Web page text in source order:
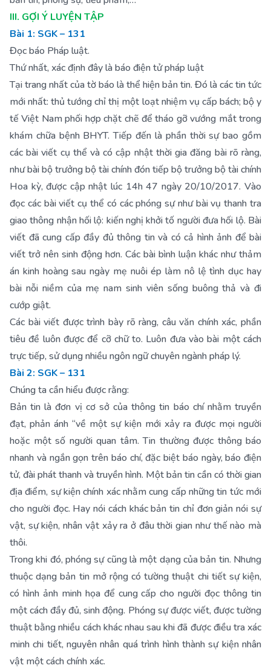
III. GỢI Ý LUYỆN TẬP
Bài 1: SGK – 131
Đọc báo Pháp luật.
Thứ nhất, xác định đây là báo điện tử pháp luật
Tại trang nhất của tờ báo là thể hiện bản tin. Đó là các tin tức
mới nhất: thủ tướng chỉ thị một loạt nhiệm vụ cấp bách; bộ y
tế Việt Nam phối hợp chặt chẽ để tháo gỡ vướng mắt trong
khám chữa bệnh BHYT. Tiếp đến là phần thời sự bao gồm
các bài viết cụ thể và có cập nhật thời gia đăng bài rõ ràng,
như bài bộ trưởng bộ tài chính đón tiếp bộ trưởng bộ tài chính
Hoa kỳ, được cập nhật lúc 14h 47 ngày 20/10/2017. Vào
đọc các bài viết cụ thể có các phóng sự như bài vụ thanh tra
giao thông nhận hối lộ: kiến nghị khởi tố người đưa hối lộ. Bài
viết đã cung cấp đầy đủ thông tin và có cả hình ảnh để bài
viết trở nên sinh động hơn. Các bài bình luận khác như thảm
án kinh hoàng sau ngày mẹ nuôi ép làm nô lệ tình dục hay
bài nỗi niềm của mẹ nam sinh viên sống buông thả và đi
cướp giật.
Các bài viết được trình bày rõ ràng, câu văn chính xác, phần
tiêu đề luôn được để cỡ chữ to. Luôn đưa vào bài một cách
trực tiếp, sử dụng nhiều ngôn ngữ chuyên ngành pháp lý.
Bài 2: SGK – 131
Chúng ta cần hiểu được rằng:
Bản tin là đơn vị cơ sở của thông tin báo chí nhằm truyền
đạt, phản ánh “về một sự kiện mới xảy ra được mọi người
hoặc một số người quan tâm. Tin thường được thông báo
nhanh và ngắn gọn trên báo chí, đặc biệt báo ngày, báo điện
tử, đài phát thanh và truyền hình. Một bản tin cần có thời gian
địa điểm, sự kiện chính xác nhằm cung cấp những tin tức mới
cho người đọc. Hay nói cách khác bản tin chỉ đơn giản nói sự
vật, sự kiện, nhân vật xảy ra ở đâu thời gian như thế nào mà
thôi.
Trong khi đó, phóng sự cũng là một dạng của bản tin. Nhưng
thuộc dạng bản tin mở rộng có tường thuật chi tiết sự kiện,
có hình ảnh minh họa để cung cấp cho người đọc thông tin
một cách đầy đủ, sinh động. Phóng sự được viết, được tường
thuật bằng nhiều cách khác nhau sau khi đã được điều tra xác
minh chi tiết, nguyên nhân quá trình hình thành sự kiện nhân
vật một cách chính xác.